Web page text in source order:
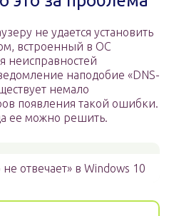
не удается установить
встроенный в ОС
неисправностей
наподобие «DNS-
немало
появления такой ошибки.
ее можно решить.
отвечает» в Windows 10